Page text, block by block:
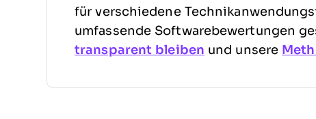
für verschiedene
umfassende Softwarebewertungen
transparent bleiben und unsere